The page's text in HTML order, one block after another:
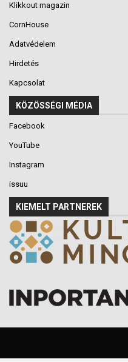
Klikkout magazin
CornHouse
Adatvédelem
Hirdetés
Kapcsolat
KÖZÖSSÉGI MÉDIA
Facebook
YouTube
Instagram
issuu
KIEMELT PARTNEREK